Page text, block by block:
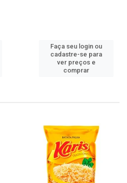
Faça seu login ou
cadastre-se para
ver preços e
comprar